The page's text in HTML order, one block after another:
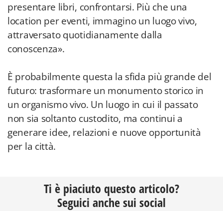
presentare libri, confrontarsi. Più che una
location per eventi, immagino un luogo vivo,
attraversato quotidianamente dalla
conoscenza».
È probabilmente questa la sfida più grande del
futuro: trasformare un monumento storico in
un organismo vivo. Un luogo in cui il passato
non sia soltanto custodito, ma continui a
generare idee, relazioni e nuove opportunità
per la città.
Ti è piaciuto questo articolo?
Seguici anche sui social